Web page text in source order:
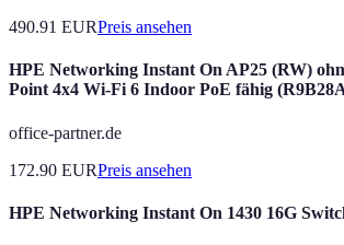
490.91 EURPreis ansehen
HPE Networking Instant On AP25 (RW)
Point 4x4 Wi-Fi 6 Indoor PoE fähig
office-partner.de
172.90 EURPreis ansehen
HPE Networking Instant On 1430 16G